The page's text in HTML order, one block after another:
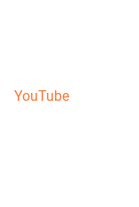
YouTube